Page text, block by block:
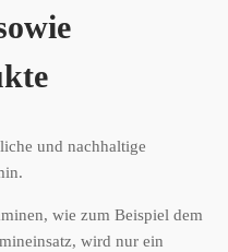
und nachhaltige
wie zum Beispiel dem
wird nur ein